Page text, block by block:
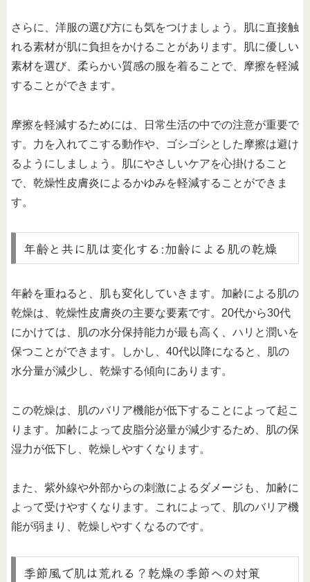
さらに、洋服の選び方にも気をつけましょう。肌に直接触
れる素材が肌に負担をかけることがあります。肌に優しい
素材を選び、柔らかい質感の服を着ることで、摩擦を軽減
することができます。
摩擦を軽減するためには、日常生活の中での注意が重要で
す。力を入れてこする動作や、ゴシゴシとした摩擦は避け
るようにしましょう。肌にやさしいケアを心掛けること
で、乾燥性皮膚炎によるかゆみを軽減することができま
す。
年齢と共に肌は変化する:加齢による肌の乾燥
年齢を重ねると、肌も変化していきます。加齢による肌の
乾燥は、乾燥性皮膚炎の主要な要素です。20代から30代
にかけては、肌の水分保持能力が最も高く、ハリと潤いを
保つことができます。しかし、40代以降になると、肌の
水分量が減少し、乾燥する傾向にあります。
この乾燥は、肌のバリア機能が低下することによって起こ
ります。加齢によって皮脂分泌量が減少するため、肌の保
湿力が低下し、乾燥しやすくなります。
また、紫外線や外部からの刺激によるダメージも、加齢に
よって受けやすくなります。これによって、肌のバリア機
能が弱まり、乾燥しやすくなるのです。
季節風で肌は荒れる？乾燥の季節への対策